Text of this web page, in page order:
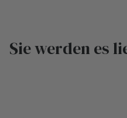
Sie werden es